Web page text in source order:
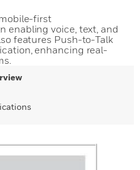
first
enabling voice, text, and
features Push-to-Talk
enhancing real-